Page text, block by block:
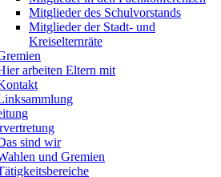
Mitglieder des Schulvorstands
Mitglieder der Stadt- und
Kreiselternräte
arbeiten Eltern mit
sind wir
und Gremien